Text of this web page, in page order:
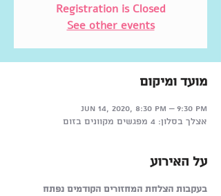
Registration is Closed
See other events
מועד ומיקום
Jun 14, 2020, 8:30 PM – 9:30 PM
אצלך בסלון: 4 מפגשים מקוונים בזום
על האירוע
בעקבות הצלחת המחזורים הקודמים נפתח